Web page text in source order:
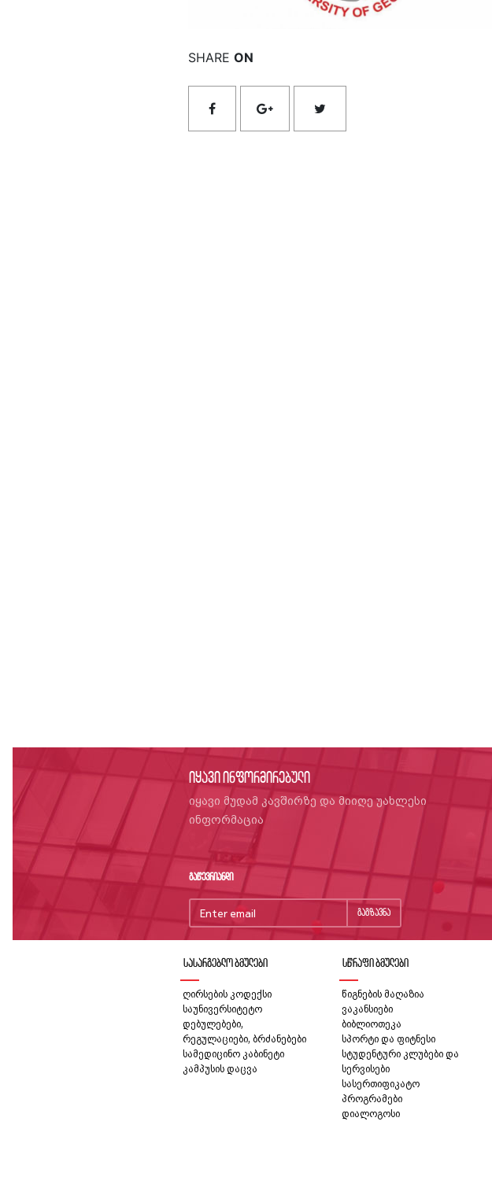
SHARE ON
იყავი ინფორმირებული
იყავი მუდამ კავშირზე და მიიღე უახლესი
ინფორმაცია
გაწევრიანდი
გაგზავნა
სასარგებლო ბმულები
ღირსების კოდექსი
საუნივერსიტეტო
დებულებები,
რეგულაციები, ბრძანებები
სამედიცინო კაბინეტი
კამპუსის დაცვა
სწრაფი ბმულები
წიგნების მაღაზია
ვაკანსიები
ბიბლიოთეკა
სპორტი და ფიტნესი
სტუდენტური კლუბები და
სერვისები
სასერთიფიკატო
პროგრამები
დიალოგოსი